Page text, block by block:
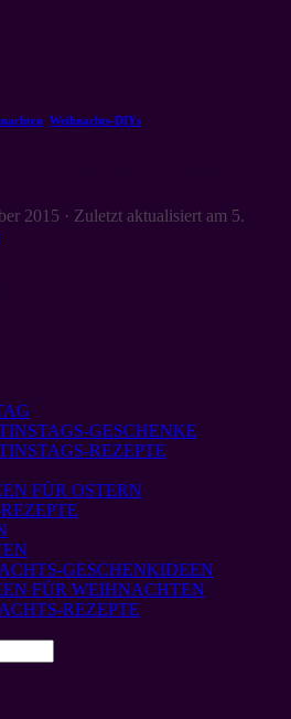
GESCHENKE
REZEPTE
FÜR OSTERN
GESCHENKIDEEN
FÜR WEIHNACHTEN
REZEPTE
Weihnachts-DIYs
2015 · Zuletzt aktualisiert am 5.